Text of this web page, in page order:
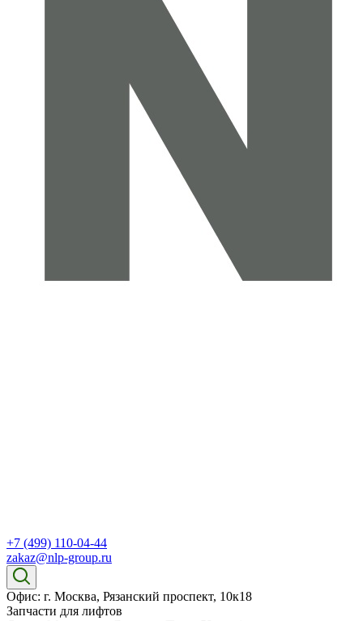
+7 (499) 110-04-44
zakaz@nlp-group.ru
Офис: г. Москва, Рязанский проспект, 10к18
Запчасти для лифтов